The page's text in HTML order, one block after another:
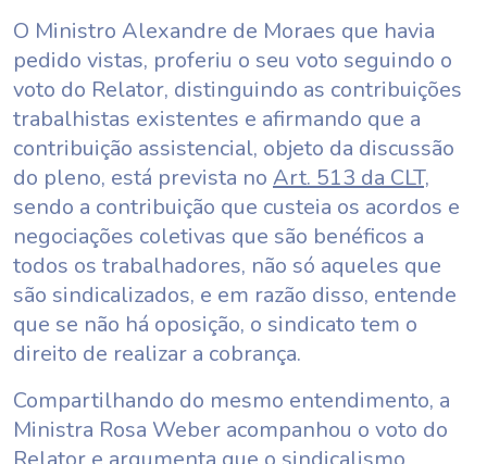
O Ministro Alexandre de Moraes que havia
pedido vistas, proferiu o seu voto seguindo o
voto do Relator, distinguindo as contribuições
trabalhistas existentes e afirmando que a
contribuição assistencial, objeto da discussão
do pleno, está prevista no Art. 513 da CLT,
sendo a contribuição que custeia os acordos e
negociações coletivas que são benéficos a
todos os trabalhadores, não só aqueles que
são sindicalizados, e em razão disso, entende
que se não há oposição, o sindicato tem o
direito de realizar a cobrança.
Compartilhando do mesmo entendimento, a
Ministra Rosa Weber acompanhou o voto do